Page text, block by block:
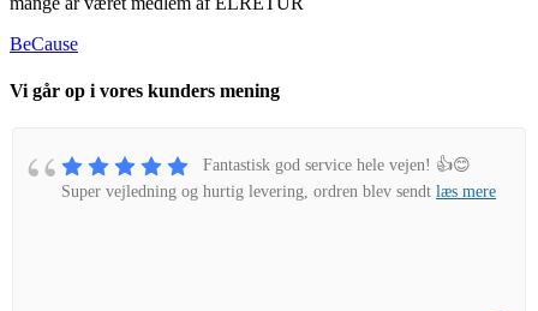
BeCause
Vi går op i vores kunders mening
Fantastisk god service hele vejen! 👍😊
Super vejledning og hurtig levering, ordren blev sendt læs mere